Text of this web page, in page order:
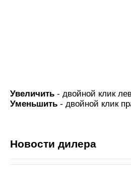
Увеличить - двойной клик
Уменьшить - двойной клик
Новости дилера